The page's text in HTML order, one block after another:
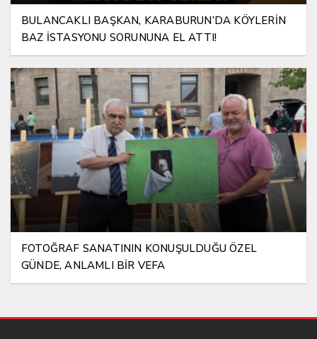
BULANCAKLI BAŞKAN, KARABURUN’DA KÖYLERİN
BAZ İSTASYONU SORUNUNA EL ATTI!
FOTOĞRAF SANATININ KONUŞULDUĞU ÖZEL
GÜNDE, ANLAMLI BİR VEFA